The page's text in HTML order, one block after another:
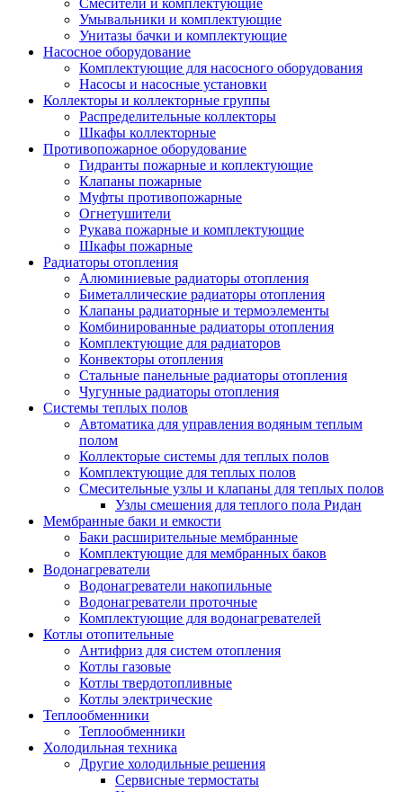
Смесители и комплектующие
Умывальники и комплектующие
Унитазы бачки и комплектующие
Насосное оборудование
Комплектующие для насосного оборудования
Насосы и насосные установки
Коллекторы и коллекторные группы
Распределительные коллекторы
Шкафы коллекторные
Противопожарное оборудование
Гидранты пожарные и коплектующие
Клапаны пожарные
Муфты противопожарные
Огнетушители
Рукава пожарные и комплектующие
Шкафы пожарные
Радиаторы отопления
Алюминиевые радиаторы отопления
Биметаллические радиаторы отопления
Клапаны радиаторные и термоэлементы
Комбинированные радиаторы отопления
Комплектующие для радиаторов
Конвекторы отопления
Стальные панельные радиаторы отопления
Чугунные радиаторы отопления
Системы теплых полов
Автоматика для управления водяным теплым
полом
Коллекторые системы для теплых полов
Комплектующие для теплых полов
Смесительные узлы и клапаны для теплых полов
Узлы смешения для теплого пола Ридан
Мембранные баки и емкости
Баки расширительные мембранные
Комплектующие для мембранных баков
Водонагреватели
Водонагреватели накопильные
Водонагреватели проточные
Комплектующие для водонагревателей
Котлы отопительные
Антифриз для систем отопления
Котлы газовые
Котлы твердотопливные
Котлы электрические
Теплообменники
Теплообменники
Холодильная техника
Другие холодильные решения
Сервисные термостаты